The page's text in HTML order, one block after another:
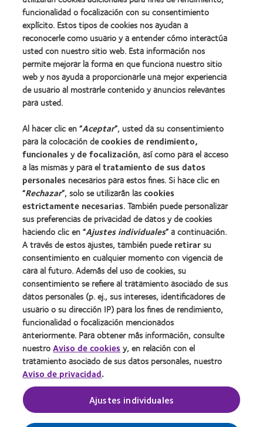
Nuestros productos
Encuentre su lente
Tecnología para lentes de contacto
Lentes de contacto y visión
Usuario experimentado
Blog
Sobre nosotros
Carreras
Noticias
Contacto
Legal
Política de privacidad
Aviso Legal
Aviso de cookies
Condiciones del servicio
Public Country by Country Reporting
Buscar un centro
funcionalidad o focalización con su consentimiento
explícito. Estos tipos de cookies nos ayudan a
reconocerle como usuario y a entender cómo interactúa
usted con nuestro sitio web. Esta información nos
permite mejorar la forma en que funciona nuestro sitio
web y nos ayuda a proporcionarle una mejor experiencia
de usuario al mostrarle contenido y anuncios relevantes
para usted.
Al hacer clic en “Aceptar”, usted da su consentimiento
para la colocación decookies de rendimiento,
funcionalesyde focalización, así como para el acceso
a las mismas y para eltratamiento de sus datos
personales necesarios para estos fines. Si hace clic en
“Rechazar”, solo se utilizarán lascookies
estrictamente necesarias. También puede personalizar
sus preferencias de privacidad de datos y de cookies
haciendo clic en “Ajustes individuales” a continuación.
A través de estos ajustes, también puederetirarsu
consentimiento en cualquier momento con vigencia de
cara al futuro. Además del uso de cookies, su
consentimiento se refiere al tratamiento asociado de sus
datos personales (p. ej., sus intereses, identificadores de
usuario o su dirección IP) para los fines de rendimiento,
funcionalidad o focalización mencionados
anteriormente. Para obtener más información, consulte
nuestroAviso de cookiesy, en relación con el
tratamiento asociado de sus datos personales, nuestro
Aviso de privacidad.
Ajustes individuales